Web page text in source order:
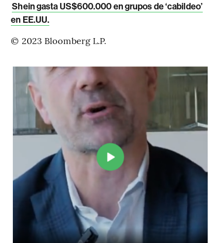
Shein gasta US$600.000 en grupos de ‘cabildeo’
en EE.UU.
© 2023 Bloomberg L.P.